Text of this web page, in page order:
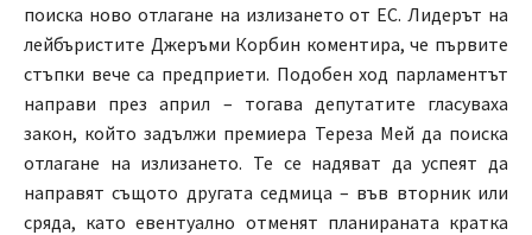
поиска ново отлагане на излизането от ЕС. Лидерът на
лейбъристите Джеръми Корбин коментира, че първите
стъпки вече са предприети. Подобен ход парламентът
направи през април – тогава депутатите гласуваха
закон, който задължи премиера Тереза Мей да поиска
отлагане на излизането. Те се надяват да успеят да
направят същото другата седмица – във вторник или
сряда, като евентуално отменят планираната кратка